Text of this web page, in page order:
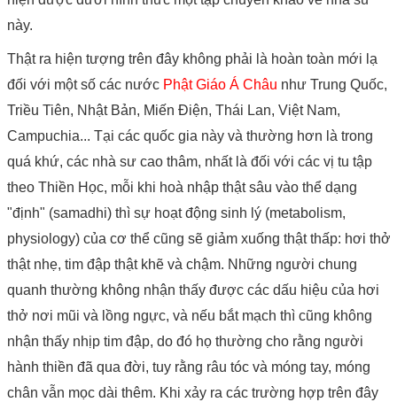
này.
Thật ra hiện tượng trên đây không phải là hoàn toàn mới lạ
đối với một số các nước Phật Giáo Á Châu như Trung Quốc,
Triều Tiên, Nhật Bản, Miến Điện, Thái Lan, Việt Nam,
Campuchia... Tại các quốc gia này và thường hơn là trong
quá khứ, các nhà sư cao thâm, nhất là đối với các vị tu tập
theo Thiền Học, mỗi khi hoà nhập thật sâu vào thể dạng
"định" (samadhi) thì sự hoạt động sinh lý (metabolism,
physiology) của cơ thể cũng sẽ giảm xuống thật thấp: hơi thở
thật nhẹ, tim đập thật khẽ và chậm. Những người chung
quanh thường không nhận thấy được các dấu hiệu của hơi
thở nơi mũi và lồng ngực, và nếu bắt mạch thì cũng không
nhận thấy nhịp tim đập, do đó họ thường cho rằng người
hành thiền đã qua đời, tuy rằng râu tóc và móng tay, móng
chân vẫn mọc dài thêm. Khi xảy ra các trường hợp trên đây